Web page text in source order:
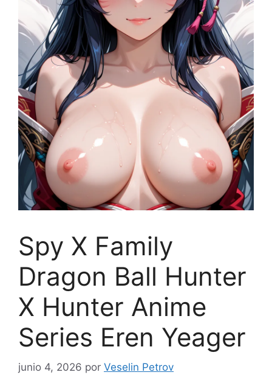
Spy X Family
Dragon Ball Hunter
X Hunter Anime
Series Eren Yeager
junio 4, 2026 por Veselin Petrov